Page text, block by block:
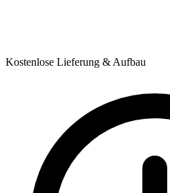
Kostenlose Lieferung & Aufbau